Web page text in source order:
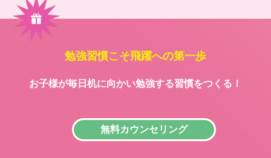
勉強習慣こそ飛躍への第一歩
お子様が毎日机に向かい勉強する習慣をつくる！
無料カウンセリング